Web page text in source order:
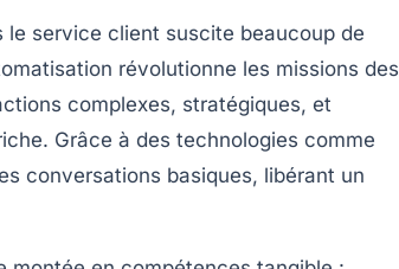
le service client suscite beaucoup de
révolutionne les missions des
complexes, stratégiques, et
Grâce à des technologies comme
conversations basiques, libérant un